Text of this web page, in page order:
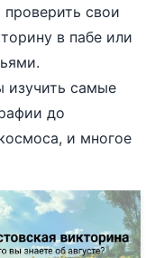
свои
в пабе или
изучить самые
до
и многое